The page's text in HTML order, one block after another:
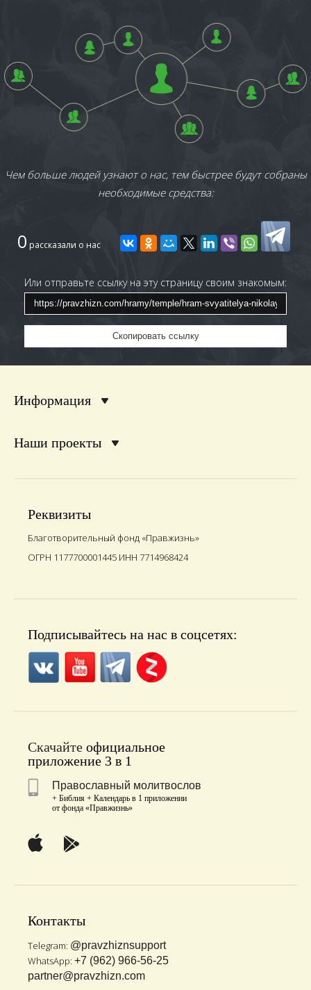
Чем больше людей узнают о нас, тем быстрее будут собраны
необходимые средства:
0 рассказали о нас
Или отправьте ссылку на эту страницу своим знакомым:
Скопировать ссылку
Информация
Наши проекты
Реквизиты
Благотворительный фонд «Правжизнь»
ОГРН 1177700001445 ИНН 7714968424
Подписывайтесь на нас в соцсетях:
Скачайте официальное
приложение 3 в 1
Православный молитвослов
+ Библия + Календарь в 1 приложении
от фонда «Правжизнь»
Контакты
Telegram: @pravzhiznsupport
WhatsApp: +7 (962) 966-56-25
partner@pravzhizn.com